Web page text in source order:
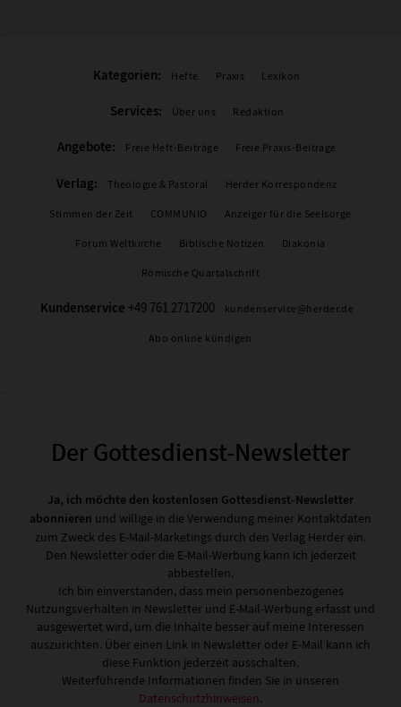
Kategorien: Hefte Praxis Lexikon
Services: Über uns Redaktion
Angebote: Freie Heft-Beiträge Freie Praxis-Beiträge
Verlag: Theologie & Pastoral Herder Korrespondenz
Stimmen der Zeit COMMUNIO Anzeiger für die Seelsorge
Forum Weltkirche Biblische Notizen Diakonia
Römische Quartalschrift
Kundenservice +49 761 2717200 kundenservice@herder.de
Abo online kündigen
Der Gottesdienst-Newsletter
Ja, ich möchte den kostenlosen Gottesdienst-Newsletter
abonnieren und willige in die Verwendung meiner Kontaktdaten
zum Zweck des E-Mail-Marketings durch den Verlag Herder ein.
Den Newsletter oder die E-Mail-Werbung kann ich jederzeit
abbestellen.
Ich bin einverstanden, dass mein personenbezogenes
Nutzungsverhalten in Newsletter und E-Mail-Werbung erfasst und
ausgewertet wird, um die Inhalte besser auf meine Interessen
auszurichten. Über einen Link in Newsletter oder E-Mail kann ich
diese Funktion jederzeit ausschalten.
Weiterführende Informationen finden Sie in unseren
Datenschutzhinweisen.